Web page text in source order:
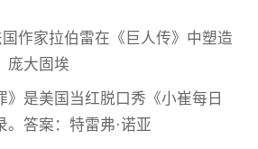
作家拉伯雷在《巨人传》中塑造
庞大固埃
》是美国当红脱口秀《小崔每日
。答案：特雷弗·诺亚